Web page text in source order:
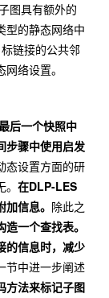
图具有额外的
型的静态网络中
链接的公共邻
络设置。
后一个快照中
步骤中使用启发
态设置方面的研
在DLP-LES
信息。 除此之
一个查找表。
的信息时，减少
节中进一步阐述
方法来标记子图